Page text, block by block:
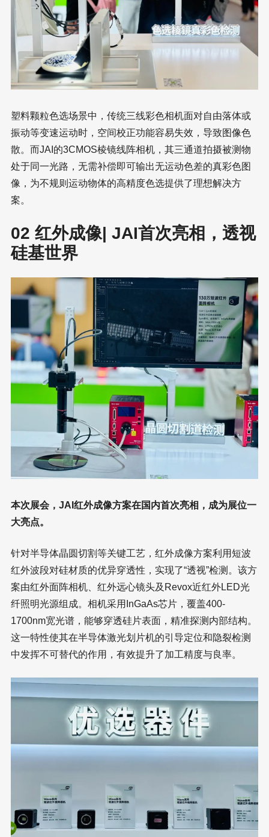
塑料颗粒色选场景中，传统三线彩色相机面对自由落体或
振动等变速运动时，空间校正功能容易失效，导致图像色
散。而JAI的3CMOS棱镜线阵相机，其三通道拍摄被测物
处于同一光路，无需补偿即可输出无运动色差的真彩色图
像，为不规则运动物体的高精度色选提供了理想解决方
案。
02 红外成像| JAI首次亮相，透视
硅基世界
本次展会，JAI红外成像方案在国内首次亮相，成为展位一
大亮点。
针对半导体晶圆切割等关键工艺，红外成像方案利用短波
红外波段对硅材质的优异穿透性，实现了“透视”检测。该方
案由红外面阵相机、红外远心镜头及Revox近红外LED光
纤照明光源组成。相机采用InGaAs芯片，覆盖400-
1700nm宽光谱，能够穿透硅片表面，精准探测内部结构。
这一特性使其在半导体激光划片机的引导定位和隐裂检测
中发挥不可替代的作用，有效提升了加工精度与良率。